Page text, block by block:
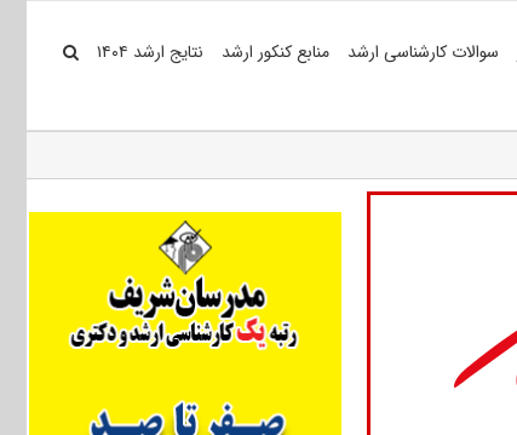
سوالات کارشناسی ارشد منابع کنکور ارشد نتایج ارشد ۱۴۰۴